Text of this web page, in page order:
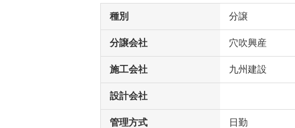
種別 分譲
分譲会社 穴吹興産
施工会社 九州建設
設計会社
管理方式 日勤